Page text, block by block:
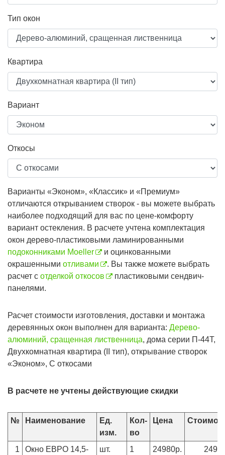
Тип окон
Квартира
Вариант
Откосы
Варианты «Эконом», «Классик» и «Премиум»
отличаются открыванием створок - вы можете выбрать
наиболее подходящий для вас по цене-комфорту
вариант остекления. В расчете учтена комплектация
окон дерево-пластиковыми ламинированными
подоконниками Moeller
и оцинкованными
окрашенными отливами
. Вы также можете выбрать
расчет с отделкой откосов
пластиковыми сендвич-
панелями.
Расчет стоимости изготовления, доставки и монтажа
деревянных окон выполнен для варианта: Дерево-
алюминий, сращенная лиственница, дома серии П-44T,
Двухкомнатная квартира (II тип), открывание створок
«Эконом», С откосами
В расчете не учтены действующие скидки
№ Наименование
Ед.
изм.
Кол-
во
Цена
1
Окно ЕВРО 14,5-
шт. 1 24980р.